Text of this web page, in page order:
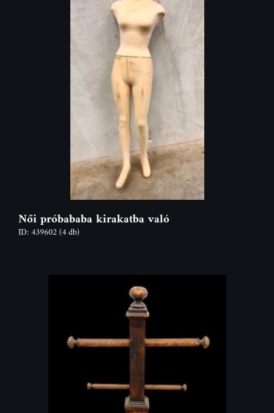
Női próbababa kirakatba való
ID: 439602(4 db)